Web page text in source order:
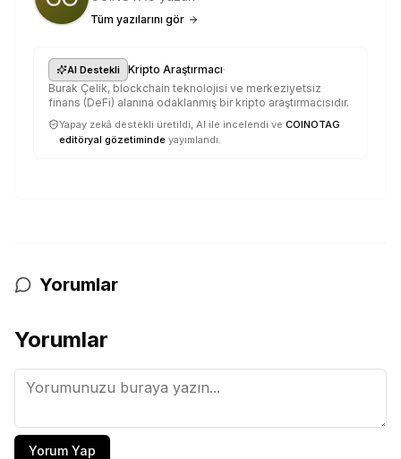
Tüm yazılarını gör
AI Destekli Kripto Araştırmacı·
Burak Çelik, blockchain teknolojisi ve merkeziyetsiz
finans (DeFi) alanına odaklanmış bir kripto araştırmacısıdır.
Yapay zekâ destekli üretildi, AI ile incelendi ve COINOTAG
editöryal gözetiminde yayımlandı.
Yorumlar
Yorumlar
Yorum Yap